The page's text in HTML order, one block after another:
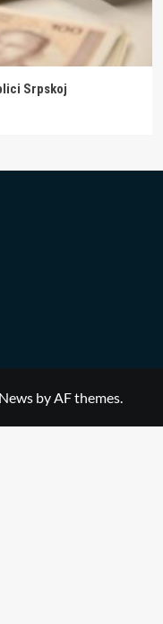
Srpskoj
by AF themes.